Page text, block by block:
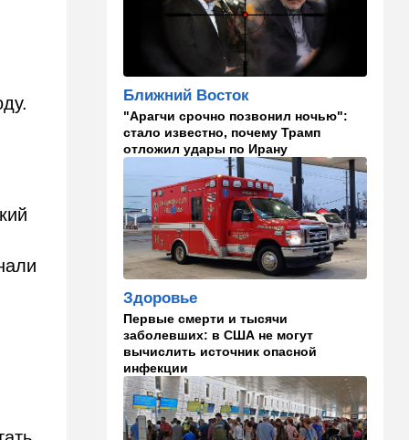
В мире
Полное затмение — не для
Израиля: куда ехать за
12:40 В мире
Этна разбушевалась:
Сицилия закрыла один из
аэропортов. ВИДЕО
12:30 В мире
Российский след? В
Германии предотвратили
покушение на
производителя дронов для
Украины
11:45 Израиль
Террорист "Нухбы",
участвовавший в резне 7
октября, работал в Газе
водителем грузовика
гумпомощи
Ближний Восток
"Арагчи срочно позвонил ночью":
стало известно, почему Трамп
отложил удары по Ирану
Здоровье
Первые смерти и тысячи
заболевших: в США не могут
вычислить источник опасной
инфекции